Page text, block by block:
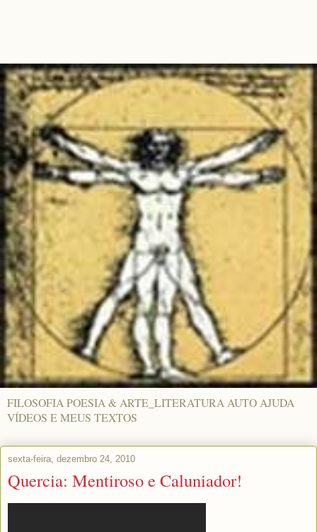
FILOSOFIA POESIA & ARTE_LITERATURA AUTO AJUDA
VÍDEOS E MEUS TEXTOS
sexta-feira, dezembro 24, 2010
Quercia: Mentiroso e Caluniador!